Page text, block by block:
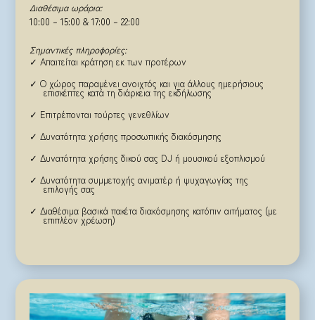
Διαθέσιμα ωράρια:
10:00 – 15:00 & 17:00 – 22:00
Σημαντικές πληροφορίες:
✓ Απαιτείται κράτηση εκ των προτέρων
✓ Ο χώρος παραμένει ανοιχτός και για άλλους ημερήσιους
επισκέπτες κατά τη διάρκεια της εκδήλωσης
✓ Επιτρέπονται τούρτες γενεθλίων
✓ Δυνατότητα χρήσης προσωπικής διακόσμησης
✓ Δυνατότητα χρήσης δικού σας DJ ή μουσικού εξοπλισμού
✓ Δυνατότητα συμμετοχής ανιματέρ ή ψυχαγωγίας της
επιλογής σας
✓ Διαθέσιμα βασικά πακέτα διακόσμησης κατόπιν αιτήματος (με
επιπλέον χρέωση)